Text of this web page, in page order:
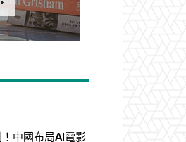
中國布局AI電影